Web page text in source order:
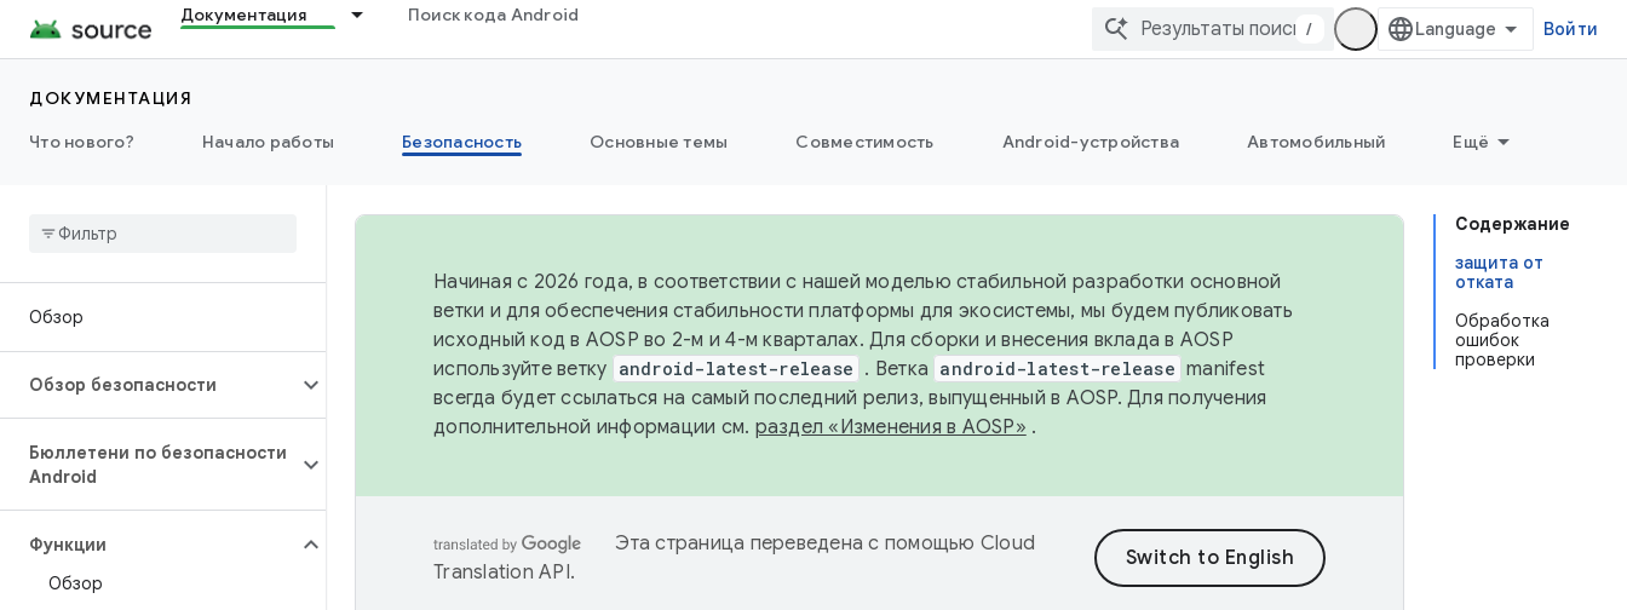
Документация Поиск кода Android
/ Войти
ДОКУМЕНТАЦИЯ
Что нового?
Начало работы Безопасность Основные темы Совместимость Android-устройства Автомобильный Ещё
Обзор
Обзор безопасности
Бюллетени по безопасности
Android
Функции
Обзор
Содержание
защита от
отката
Обработка
ошибок
проверки
Начиная с 2026 года, в соответствии с нашей моделью стабильной разработки основной
ветки и для обеспечения стабильности платформы для экосистемы, мы будем публиковать
исходный код в AOSP во 2-м и 4-м кварталах. Для сборки и внесения вклада в AOSP
используйте ветку android-latest-release . Ветка android-latest-release manifest
всегда будет ссылаться на самый последний релиз, выпущенный в AOSP. Для получения
дополнительной информации см. раздел «Изменения в AOSP» .
Эта страница переведена с помощью Cloud
Translation API.